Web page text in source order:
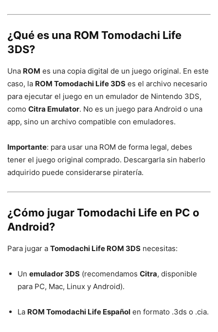
¿Qué es una ROM Tomodachi Life
3DS?
Una ROM es una copia digital de un juego original. En este
caso, la ROM Tomodachi Life 3DS es el archivo necesario
para ejecutar el juego en un emulador de Nintendo 3DS,
como Citra Emulator. No es un juego para Android o una
app, sino un archivo compatible con emuladores.
Importante: para usar una ROM de forma legal, debes
tener el juego original comprado. Descargarla sin haberlo
adquirido puede considerarse piratería.
¿Cómo jugarTomodachi Life en PC o
Android?
Para jugar a Tomodachi Life ROM 3DS necesitas:
Un emulador 3DS (recomendamos Citra, disponible
para PC, Mac, Linux y Android).
La ROM Tomodachi Life Español en formato .3ds o .cia.